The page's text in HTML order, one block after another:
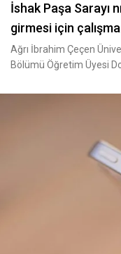
İshak Paşa Sarayı
girmesi için çalışma
Ağrı İbrahim Çeçen
Bölümü Öğretim Üyesi